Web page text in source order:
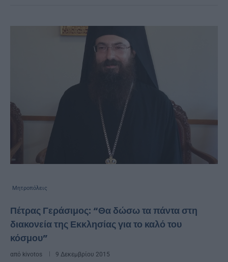
Μητροπόλεις
Πέτρας Γεράσιμος: “Θα δώσω τα πάντα στη
διακονεία της Εκκλησίας για το καλό του
κόσμου”
από kivotos 9 Δεκεμβρίου 2015